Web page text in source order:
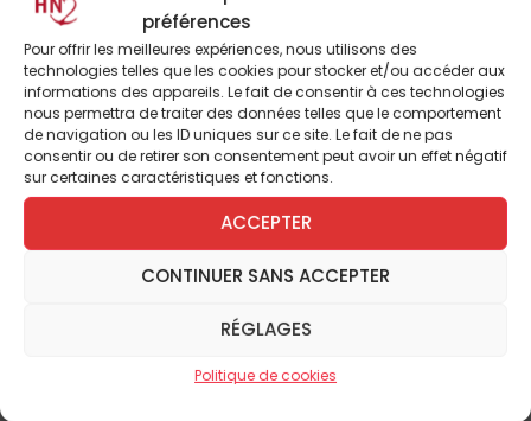
préférences
Pour offrir les meilleures expériences, nous utilisons des
technologies telles que les cookies pour stocker et/ou accéder aux
informations des appareils. Le fait de consentir à ces technologies
nous permettra de traiter des données telles que le comportement
de navigation ou les ID uniques sur ce site. Le fait de ne pas
consentir ou de retirer son consentement peut avoir un effet négatif
sur certaines caractéristiques et fonctions.
ACCEPTER
CONTINUER SANS ACCEPTER
RÉGLAGES
Politique de cookies
Culture
La carte de Jean de Viguerie :l’art de bien
parler.
Révélation : Le miracle de Natalia Sanmartin.
L’éveil de mademoiselle Prim est un succès
littéraire international. Et pourtant… l’auteur
modernité. Analyse et entretien avec